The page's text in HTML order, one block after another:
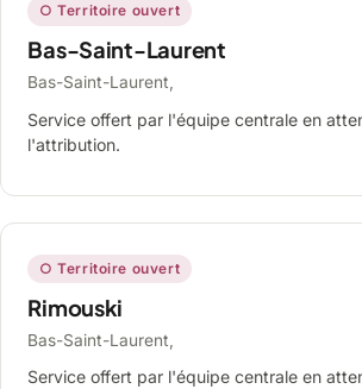
○ Territoire ouvert
Bas-Saint-Laurent
Bas-Saint-Laurent,
Service offert par l'équipe centrale en
l'attribution.
○ Territoire ouvert
Rimouski
Bas-Saint-Laurent,
Service offert par l'équipe centrale en